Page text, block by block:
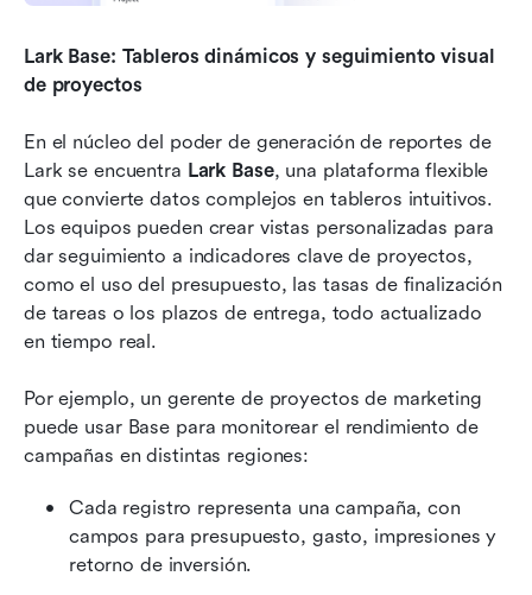
Lark Base: Tableros dinámicos y seguimiento visual
de proyectos
En el núcleo del poder de generación de reportes de
Lark se encuentra Lark Base, una plataforma flexible
que convierte datos complejos en tableros intuitivos.
Los equipos pueden crear vistas personalizadas para
dar seguimiento a indicadores clave de proyectos,
como el uso del presupuesto, las tasas de finalización
de tareas o los plazos de entrega, todo actualizado
en tiempo real.
Por ejemplo, un gerente de proyectos de marketing
puede usar Base para monitorear el rendimiento de
campañas en distintas regiones:
Cada registro representa una campaña, con
campos para presupuesto, gasto, impresiones y
retorno de inversión.